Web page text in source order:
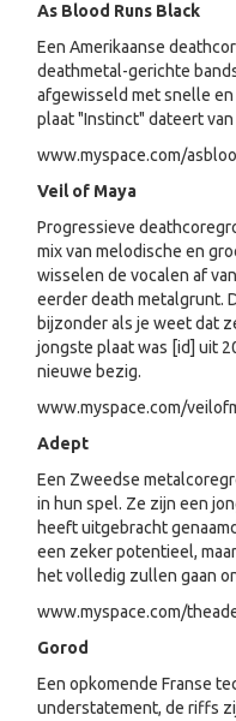
As Blood Runs Black
Een Amerikaanse
deathmetal-gerichte
afgewisseld met snelle
plaat "Instinct" dateert van
www.myspace.com/
Veil of Maya
Progressieve
mix van melodische en
wisselen de vocalen af
eerder death metalgrunt.
bijzonder als je weet dat
jongste plaat was [id] uit
nieuwe bezig.
www.myspace.com/
Adept
Een Zweedse
in hun spel. Ze zijn een
heeft uitgebracht
een zeker potentieel,
het volledig zullen gaan
www.myspace.com/
Gorod
Een opkomende Franse
understatement, de riffs